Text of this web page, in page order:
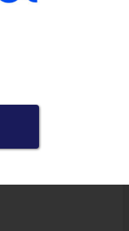
mam
niektóre strony